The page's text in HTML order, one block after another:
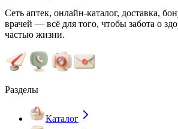
Сеть аптек, онлайн-каталог, доставка,
врачей — всё для того, чтобы забота о
частью жизни.
Разделы
Каталог